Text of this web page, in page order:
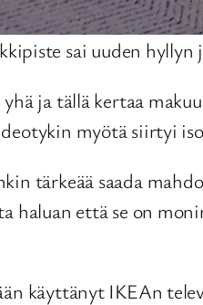
sai uuden hyllyn
ja tällä kertaa
myötä siirtyi
tärkeää saada
haluan että se on
käyttänyt IKEAn